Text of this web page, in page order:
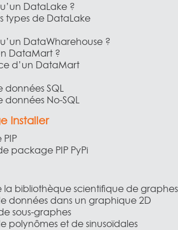
DataLake ?
types de DataLake
DataWharehouse ?
DataMart ?
d’un DataMart
données SQL
données No-SQL
Installer
package PIP PyPi
la bibliothèque scientifique de
données dans un graphique 2D
sous-graphes
polynômes et de sinusoïdales